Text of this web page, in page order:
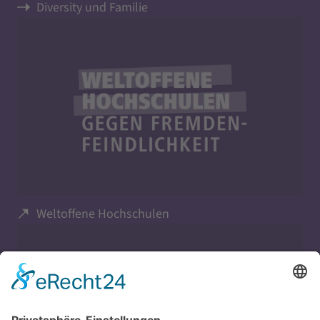
Diversity und Familie
Weltoffene Hochschulen